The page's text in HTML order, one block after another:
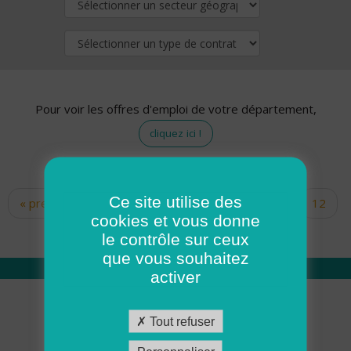
Pour voir les offres d'emploi de votre département,
cliquez ici !
Pages
« premier ‹ précédent … 10
12
14 15 16 17
Qui sommes nous
Académie ADMR
Ce site utilise des
cookies et vous donne
le contrôle sur ceux
que vous souhaitez
activer
Tout refuser